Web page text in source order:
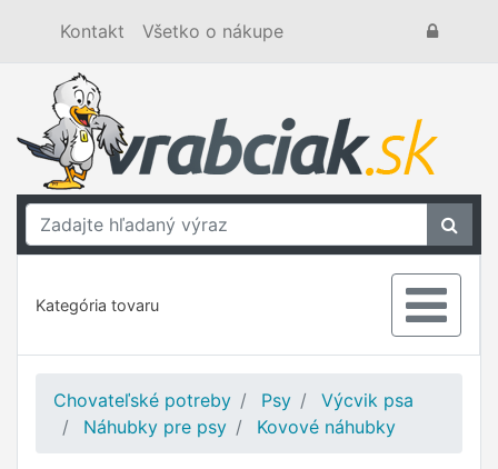
Kontakt Všetko o nákupe
Kategória tovaru
Chovateľské potreby Psy
Výcvik psa
Náhubky pre psy
Kovové náhubky